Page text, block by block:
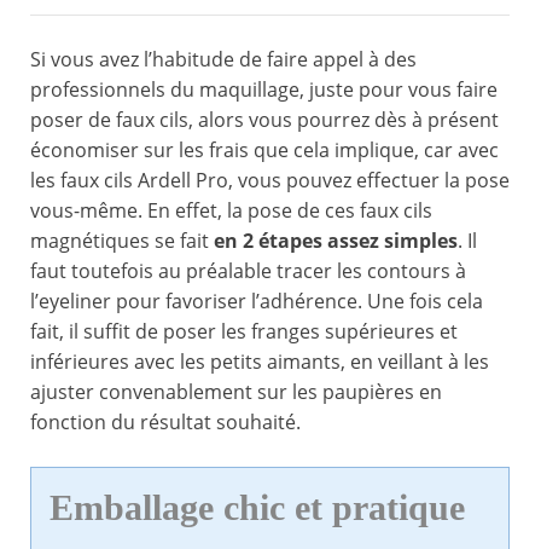
Si vous avez l’habitude de faire appel à des
professionnels du maquillage, juste pour vous faire
poser de faux cils, alors vous pourrez dès à présent
économiser sur les frais que cela implique, car avec
les faux cils Ardell Pro, vous pouvez effectuer la pose
vous-même. En effet, la pose de ces faux cils
magnétiques se faiten 2 étapes assez simples. Il
faut toutefois au préalable tracer les contours à
l’eyeliner pour favoriser l’adhérence. Une fois cela
fait, il suffit de poser les franges supérieures et
inférieures avec les petits aimants, en veillant à les
ajuster convenablement sur les paupières en
fonction du résultat souhaité.
Emballage chic et pratique